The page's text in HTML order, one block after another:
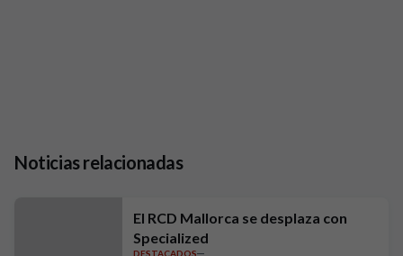
Noticias relacionadas
El RCD Mallorca se desplaza con
Specialized
DESTACADOS